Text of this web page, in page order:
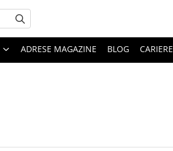
ADRESE MAGAZINE BLOG CARIERE